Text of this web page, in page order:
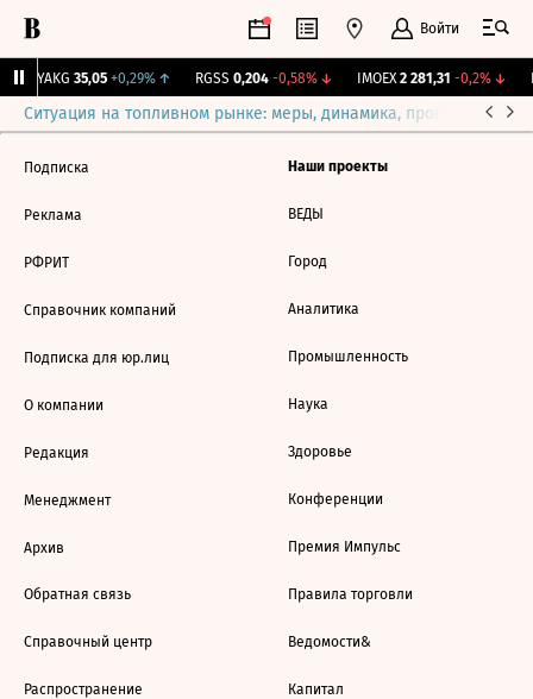
Войти
YAKG 35,05 +0,29%↑ RGSS 0,204 -0,58%↓ IMOEX 2 281,31 -0,2%↓
Ситуация на топливном рынке: меры, динамика, прогнозы
Подписка
Реклама
РФРИТ
Справочник компаний
Подписка для юр.лиц
О компании
Редакция
Менеджмент
Архив
Обратная связь
Справочный центр
Распространение
Наши проекты
ВЕДЫ
Город
Аналитика
Промышленность
Наука
Здоровье
Конференции
Премия Импульс
Правила торговли
Ведомости&
Капитал